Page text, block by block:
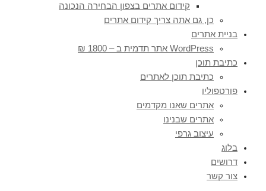
קידום אתרים בצפון הבחירה הנכונה
כן, גם אתה צריך קידום אתרים
בניית אתרים
WordPress אתר תדמית ב – 1800 ₪
כתיבת תוכן
כתיבת תוכן לאתרים
פורטפוליו
אתרים שאנו מקדמים
אתרים שבנינו
עיצוב גרפי
בלוג
דרושים
צור קשר